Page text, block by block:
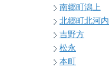
南郷町潟上
北郷町北河内
吉野方
松永
本町